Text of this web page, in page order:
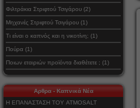
Φιλτράκια Στριφτού Τσιγάρου (2)
Μηχανές Στριφτού Τσιγάρου (1)
Τι είναι ο καπνός και η νικοτίνη; (1)
Πούρα (1)
Ποιων εταιριών προϊόντα διαθέτετε ; (1)
Αρθρα - Καπνικά Νέα
Η ΕΠΑΝΑΣΤΑΣΗ ΤΟΥ ATMOSALT